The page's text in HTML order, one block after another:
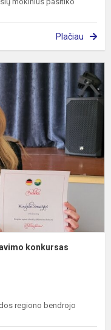
Plačiau
konkursas
regiono bendrojo